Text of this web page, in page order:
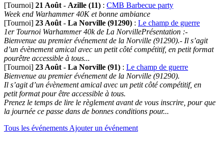
[Tournoi] 21 Août - Azille (11) : CMB Barbecue party
Week end Warhammer 40K et bonne ambiance
[Tournoi] 23 Août - La Norville (91290) : Le champ de guerre
1er Tournoi Warhammer 40k de La NorvillePrésentation :-
Bienvenue au premier événement de la Norville (91290).- Il s’agit
d’un évènement amical avec un petit côté compétitif, en petit format
pourêtre accessible à tous...
[Tournoi] 23 Août - La Norville (91) : Le champ de guerre
Bienvenue au premier événement de la Norville (91290).
Il s’agit d’un évènement amical avec un petit côté compétitif, en
petit format pour être accessible à tous.
Prenez le temps de lire le règlement avant de vous inscrire, pour que
la journée ce passe dans de bonnes conditions pour...
Tous les événements Ajouter un événement